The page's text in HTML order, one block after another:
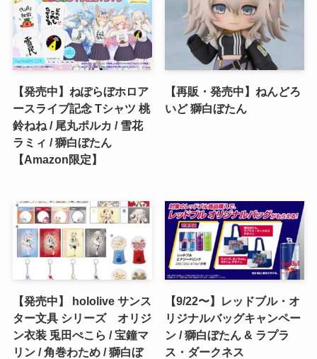
【発売中】ねぽらぼホロア
ースライブ記念 Tシャツ 桃
鈴ねね / 尾丸ポルカ / 雪花
ラミィ / 獅白ぼたん
【Amazon限定】
【再販・発売中】ねんどろ
いど 獅白ぼたん
【発売中】 hololive サンス
ター文具 シリーズ オリジ
ン衣装 兎田ぺこら / 宝鐘マ
リン / 角巻わため / 獅白ぼ
【9/22〜】レッドブル・オ
リジナルバッグキャンペー
ン / 獅白ぼたん & ラプラ
ス・ダークネス